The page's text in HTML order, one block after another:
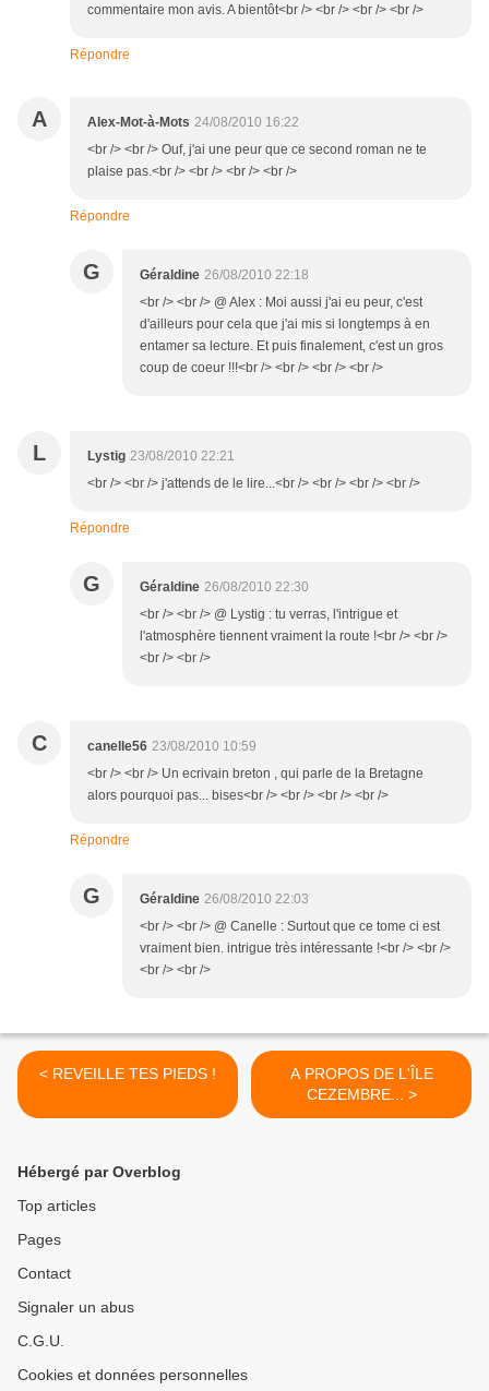
commentaire mon avis. A bientôt<br /> <br /> <br /> <br />
Répondre
A Alex-Mot-à-Mots 24/08/2010 16:22
<br /> <br /> Ouf, j'ai une peur que ce second roman ne te
plaise pas.<br /> <br /> <br /> <br />
Répondre
G Géraldine 26/08/2010 22:18
<br /> <br /> @ Alex : Moi aussi j'ai eu peur, c'est
d'ailleurs pour cela que j'ai mis si longtemps à en
entamer sa lecture. Et puis finalement, c'est un gros
coup de coeur !!!<br /> <br /> <br /> <br />
L Lystig 23/08/2010 22:21
<br /> <br /> j'attends de le lire...<br /> <br /> <br /> <br />
Répondre
G Géraldine 26/08/2010 22:30
<br /> <br /> @ Lystig : tu verras, l'intrigue et
l'atmosphère tiennent vraiment la route !<br /> <br />
<br /> <br />
C canelle56 23/08/2010 10:59
<br /> <br /> Un ecrivain breton , qui parle de la Bretagne
alors pourquoi pas... bises<br /> <br /> <br /> <br />
Répondre
G Géraldine 26/08/2010 22:03
<br /> <br /> @ Canelle : Surtout que ce tome ci est
vraiment bien. intrigue très intéressante !<br /> <br />
<br /> <br />
< REVEILLE TES PIEDS !
A PROPOS DE L'ÎLE
CEZEMBRE... >
Hébergé par Overblog
Top articles
Pages
Contact
Signaler un abus
C.G.U.
Cookies et données personnelles